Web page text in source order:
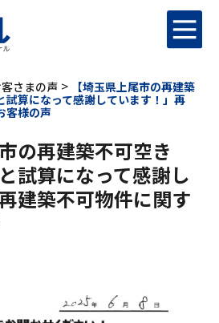
さまの声 >
【埼玉県上尾市の再建築
試算になって感謝しています！」再
客様の声
の再建築不可空き
試算になって感謝し
建築不可物件に関す